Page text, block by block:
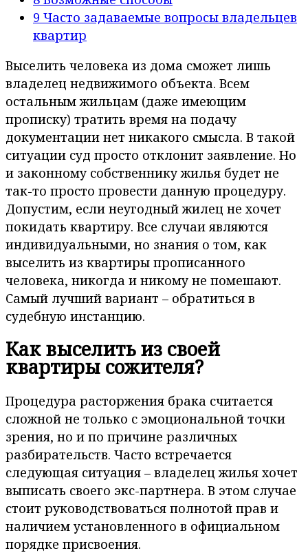
9 Часто задаваемые вопросы владельцев
квартир
Выселить человека из дома сможет лишь
владелец недвижимого объекта. Всем
остальным жильцам (даже имеющим
прописку) тратить время на подачу
документации нет никакого смысла. В такой
ситуации суд просто отклонит заявление. Но
и законному собственнику жилья будет не
так-то просто провести данную процедуру.
Допустим, если неугодный жилец не хочет
покидать квартиру. Все случаи являются
индивидуальными, но знания о том, как
выселить из квартиры прописанного
человека, никогда и никому не помешают.
Самый лучший вариант – обратиться в
судебную инстанцию.
Как выселить из своей
квартиры сожителя?
Процедура расторжения брака считается
сложной не только с эмоциональной точки
зрения, но и по причине различных
разбирательств. Часто встречается
следующая ситуация – владелец жилья хочет
выписать своего экс-партнера. В этом случае
стоит руководствоваться полнотой прав и
наличием установленного в официальном
порядке присвоения.